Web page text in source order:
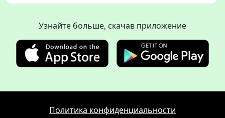
Узнайте больше, скачав приложение
Политика конфиденциальности